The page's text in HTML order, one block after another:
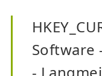
Software
-